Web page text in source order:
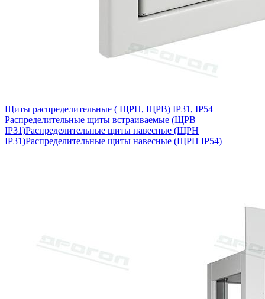
Щиты распределительные ( ЩРН, ЩРВ) IP31, IP54
Распределительные щиты встраиваемые (ЩРВ
IP31)Распределительные щиты навесные (ЩРН
IP31)Распределительные щиты навесные (ЩРН IP54)